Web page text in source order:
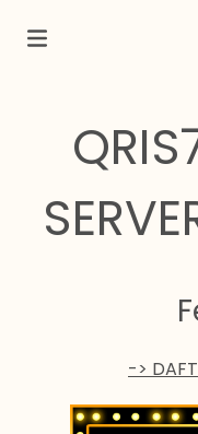
->